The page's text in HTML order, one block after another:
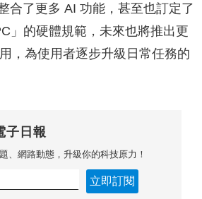
合了更多 AI 功能，甚至也訂定了
」的硬體規範，未來也將推出更
，為使用者逐步升級日常任務的
子日報
、網路動態，升級你的科技原力！
立即訂閱